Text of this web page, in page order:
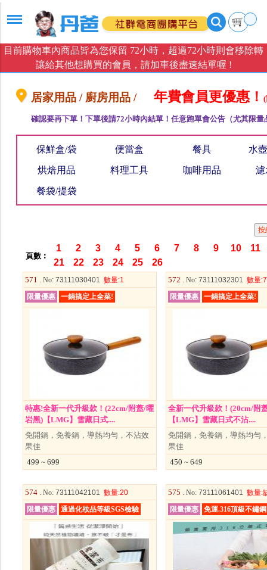
目前購物車內商品皆為您保留 72小時，超過72小時則會移除轉
讓給其他想購買的會員，請加車後盡速結單喔 !
居家用品 / 廚房用品 / 年費會員更優惠！
確認要再下單！下單後請72小時內結單！任意跑單會公告（尤其限
保鮮盒/袋 便當盒 餐具 水
烘焙用品 料理工具 咖啡用品 濾
餐袋/提袋
頁數︰
1 2 3 4 5 6 7 8 9 10
11
21
22 23 24 25 26
571 . No: 73111030401 數量:1
限量優惠
一鍋搞定上全菜!
特惠!全新一代升級款！(22cm/附蓋/曜
岩黑)【LMG】雪藏日式....
免開鍋，免養鍋，導熱均勻，不沾效
果佳
499 ~ 699
572 . No: 73111032301 數量:7
限量優惠
一鍋搞定上全菜!
全新一代升級款！(20cm/附
【LMG】雪藏日式不沾....
免開鍋，免養鍋，導熱均勻
果佳
450 ~ 649
574 . No: 73111042101 數量:20
限量優惠
通過化妝品等級SGS檢驗
575 . No: 73111061401 數量:
限量優惠
免運.316頂級不鏽